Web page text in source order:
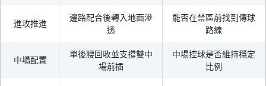
進攻推進
邊路配合後轉入地面滲
透
能否在禁區前找到傳球
路線
中場配置
單後腰回收並支撐雙中
場前插
中場控球是否維持穩定
比例